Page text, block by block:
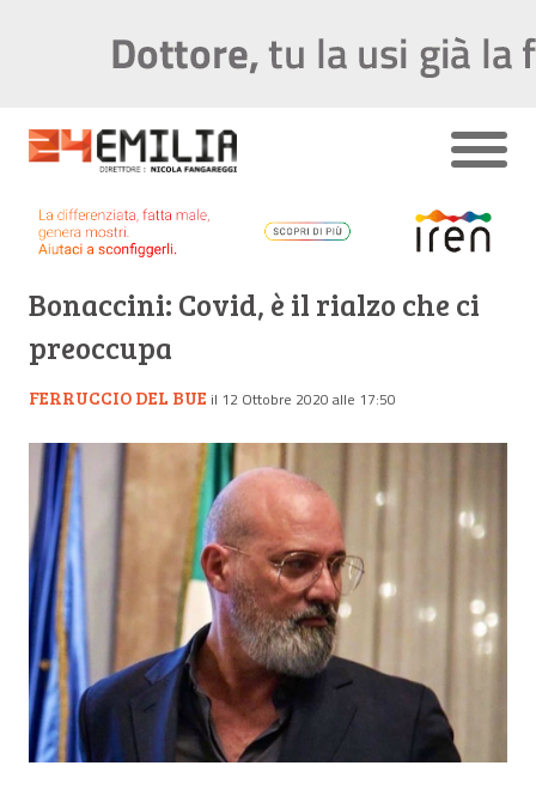
Bonaccini: Covid, è il rialzo che ci
preoccupa
FERRUCCIO DEL BUE il 12 Ottobre 2020 alle 17:50